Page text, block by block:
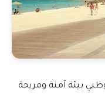
بيئة آمنة ومريحة